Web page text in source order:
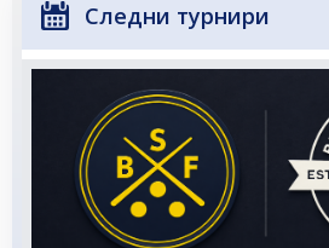
Следни турнири